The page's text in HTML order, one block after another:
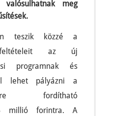
valósulhatnak meg
teszik közzé a
feltételeit az új
programnak és
lehet pályázni a
fordítható
millió forintra. A